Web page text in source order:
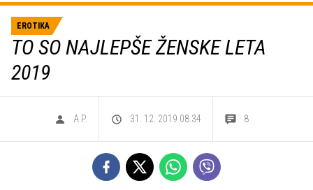
EROTIKA
TO SO NAJLEPŠE ŽENSKE LETA
2019
A.P. 31. 12. 2019 08.34 8